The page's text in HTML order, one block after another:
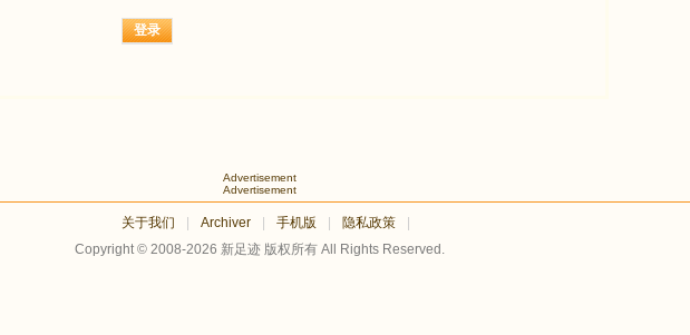
登录
Advertisement
Advertisement
关于我们 Archiver 手机版 隐私政策
Copyright © 2008-2026 新足迹 版权所有 All Rights Reserved.